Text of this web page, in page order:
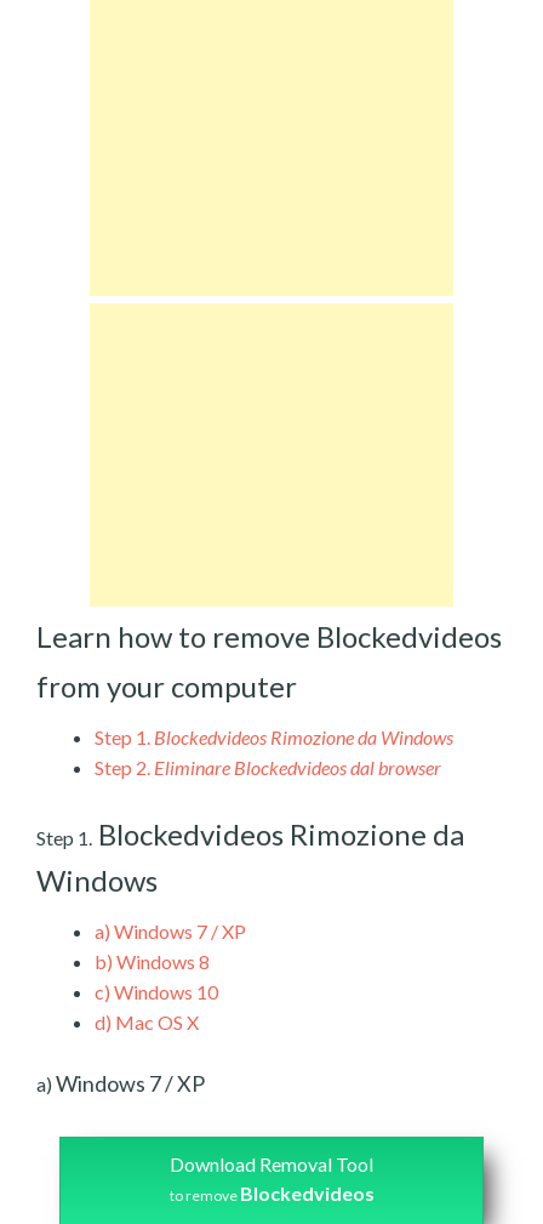
Learn how to remove Blockedvideos
from your computer
Step 1. Blockedvideos Rimozione da Windows
Step 2. Eliminare Blockedvideos dal browser
Step 1. Blockedvideos Rimozione da
Windows
a) Windows 7 / XP
b) Windows 8
c) Windows 10
d) Mac OS X
a) Windows 7 / XP
Download Removal Tool
to remove Blockedvideos